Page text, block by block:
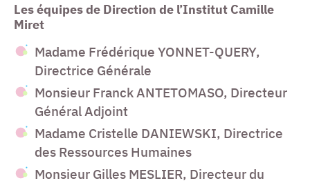
Les équipes de Direction de l’Institut Camille
Miret
Madame Frédérique YONNET-QUERY,
Directrice Générale
Monsieur Franck ANTETOMASO, Directeur
Général Adjoint
Madame Cristelle DANIEWSKI, Directrice
des Ressources Humaines
Monsieur Gilles MESLIER, Directeur du